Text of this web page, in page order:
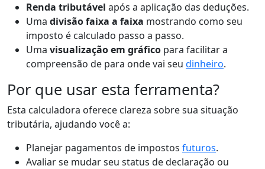
Renda tributável após a aplicação das deduções.
Uma divisão faixa a faixa mostrando como seu
imposto é calculado passo a passo.
Uma visualização em gráfico para facilitar a
compreensão de para onde vai seu dinheiro.
Por que usar esta ferramenta?
Esta calculadora oferece clareza sobre sua situação
tributária, ajudando você a:
Planejar pagamentos de impostos futuros.
Avaliar se mudar seu status de declaração ou